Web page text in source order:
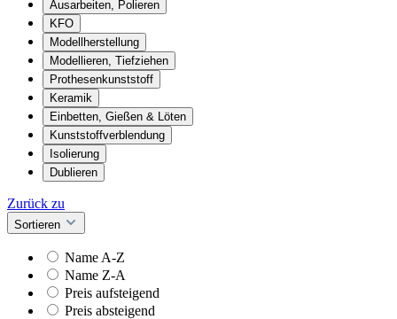
Ausarbeiten, Polieren
KFO
Modellherstellung
Modellieren, Tiefziehen
Prothesenkunststoff
Keramik
Einbetten, Gießen & Löten
Kunststoffverblendung
Isolierung
Dublieren
Zurück zu
Sortieren
Name A-Z
Name Z-A
Preis aufsteigend
Preis absteigend